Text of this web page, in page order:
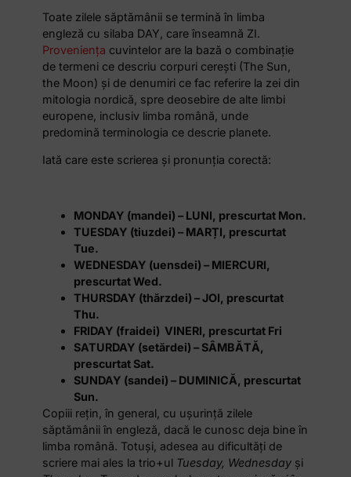
Toate zilele săptămânii se termină în limba
engleză cu silaba DAY, care înseamnă ZI.
Proveniența cuvintelor are la bază o combinație
de termeni ce descriu corpuri cerești (The Sun,
the Moon) și de denumiri ce fac referire la zei din
mitologia nordică, spre deosebire de alte limbi
europene, inclusiv limba română, unde
predomină terminologia ce descrie planete.
Iată care este scrierea și pronunția corectă:
MONDAY (mandei) – LUNI, prescurtat Mon.
TUESDAY (tiuzdei) – MARȚI, prescurtat
Tue.
WEDNESDAY (uensdei) – MIERCURI,
prescurtat Wed.
THURSDAY (thărzdei) – JOI, prescurtat
Thu.
FRIDAY (fraidei) VINERI, prescurtat Fri
SATURDAY (setărdei) – SÂMBĂTĂ,
prescurtat Sat.
SUNDAY (sandei) – DUMINICĂ, prescurtat
Sun.
Copiii reţin, în general, cu uşurinţă zilele
săptămânii în engleză, dacă le cunosc deja bine în
limba română. Totuşi, adesea au dificultăţi de
scriere mai ales la trio+ul Tuesday, Wednesday şi